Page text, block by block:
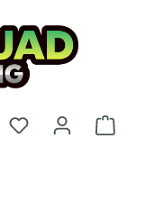
Du hast 0